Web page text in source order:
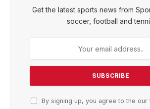
Get the latest sports news from
soccer, football and
By signing up, you agree to the our